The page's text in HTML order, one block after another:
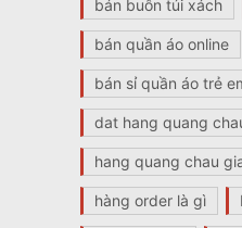
bán buôn túi xách
bán quần áo online
bán sỉ quần áo trẻ
dat hang quang
hang quang chau
hàng order là gì